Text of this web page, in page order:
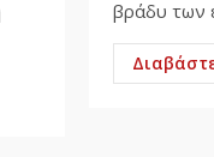
βράδυ των